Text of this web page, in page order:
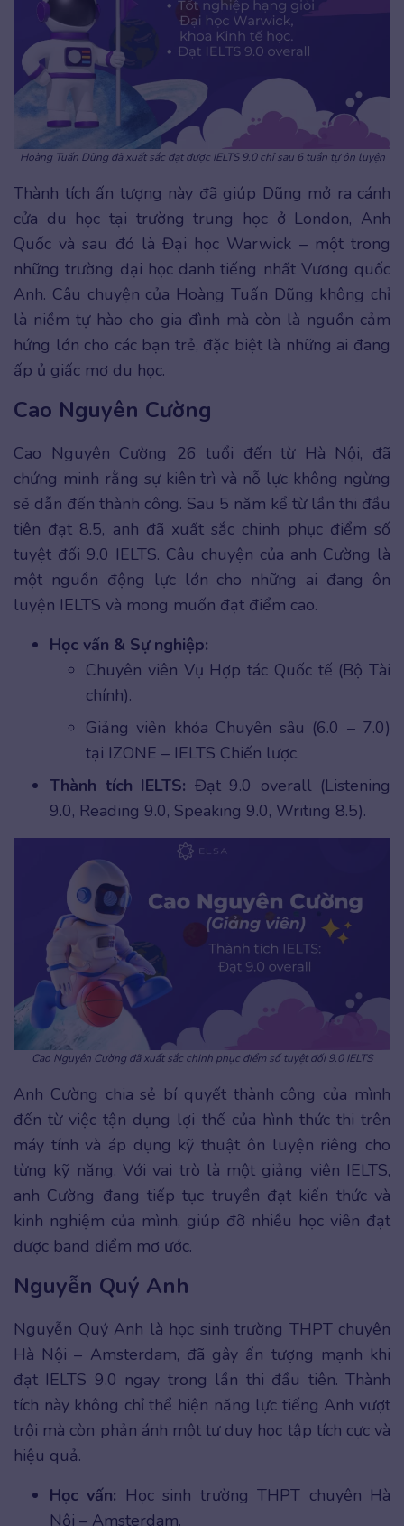
Hoàng Tuấn Dũng đã xuất sắc đạt được IELTS 9.0 chỉ sau 6 tuần tự ôn luyện
Thành tích ấn tượng này đã giúp Dũng mở ra cánh
cửa du học tại trường trung học ở London, Anh
Quốc và sau đó là Đại học Warwick – một trong
những trường đại học danh tiếng nhất Vương quốc
Anh. Câu chuyện của Hoàng Tuấn Dũng không chỉ
là niềm tự hào cho gia đình mà còn là nguồn cảm
hứng lớn cho các bạn trẻ, đặc biệt là những ai đang
ấp ủ giấc mơ du học.
Cao Nguyên Cường
Cao Nguyên Cường 26 tuổi đến từ Hà Nội, đã
chứng minh rằng sự kiên trì và nỗ lực không ngừng
sẽ dẫn đến thành công. Sau 5 năm kể từ lần thi đầu
tiên đạt 8.5, anh đã xuất sắc chinh phục điểm số
tuyệt đối 9.0 IELTS. Câu chuyện của anh Cường là
một nguồn động lực lớn cho những ai đang ôn
luyện IELTS và mong muốn đạt điểm cao.
Học vấn & Sự nghiệp:
Chuyên viên Vụ Hợp tác Quốc tế (Bộ Tài
chính).
Giảng viên khóa Chuyên sâu (6.0 – 7.0)
tại IZONE – IELTS Chiến lược.
Thành tích IELTS: Đạt 9.0 overall (Listening
9.0, Reading 9.0, Speaking 9.0, Writing 8.5).
Cao Nguyên Cường đã xuất sắc chinh phục điểm số tuyệt đối 9.0 IELTS
Anh Cường chia sẻ bí quyết thành công của mình
đến từ việc tận dụng lợi thế của hình thức thi trên
máy tính và áp dụng kỹ thuật ôn luyện riêng cho
từng kỹ năng. Với vai trò là một giảng viên IELTS,
anh Cường đang tiếp tục truyền đạt kiến thức và
kinh nghiệm của mình, giúp đỡ nhiều học viên đạt
được band điểm mơ ước.
Nguyễn Quý Anh
Nguyễn Quý Anh là học sinh trường THPT chuyên
Hà Nội – Amsterdam, đã gây ấn tượng mạnh khi
đạt IELTS 9.0 ngay trong lần thi đầu tiên. Thành
tích này không chỉ thể hiện năng lực tiếng Anh vượt
trội mà còn phản ánh một tư duy học tập tích cực và
hiệu quả.
Học vấn: Học sinh trường THPT chuyên Hà
Nội – Amsterdam.